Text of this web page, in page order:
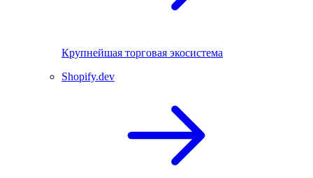
Крупнейшая торговая экосистема
Shopify.dev